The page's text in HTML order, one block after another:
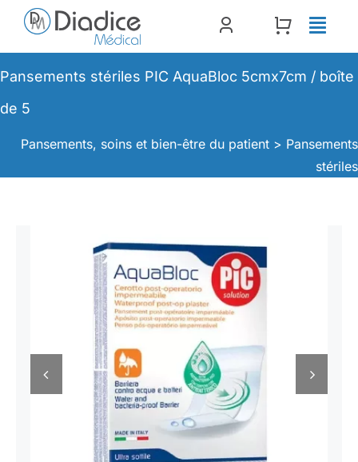
Passer
contenu
Pansements stériles PIC AquaBloc 5cmx7cm / boîte
de 5
Pansements, soins et bien-être du patient > Pansements
stériles